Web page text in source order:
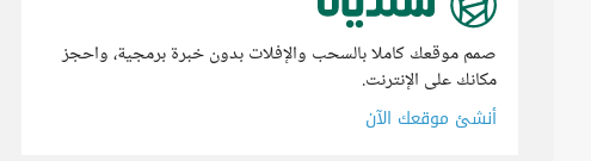
صمم موقعك كاملا بالسحب والإفلات بدون خبرة برمجية، واحجز
مكانك على الإنترنت.
أنشئ موقعك الآن